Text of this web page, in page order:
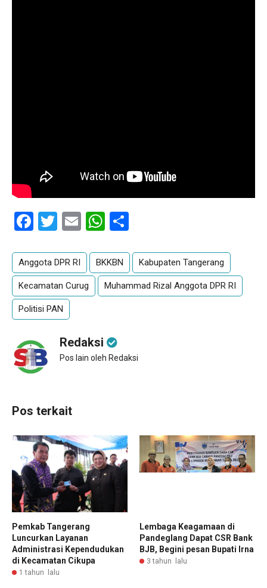
Facebook
Twitter
EmailWhatsApp
Anggota DPR RI BKKBN Kabupaten Tangerang
Kecamatan Curug Muhammad Rizal Anggota DPR RI
Politisi PAN
Redaksi
Pos lain oleh Redaksi
Pos terkait
Pemkab Tangerang
Luncurkan Layanan
Administrasi Kependudukan
di Kecamatan Cikupa
1 tahun lalu
Lembaga Keagamaan di
Pandeglang Dapat CSR Bank
BJB, Begini pesan Bupati Irna
3 tahun lalu